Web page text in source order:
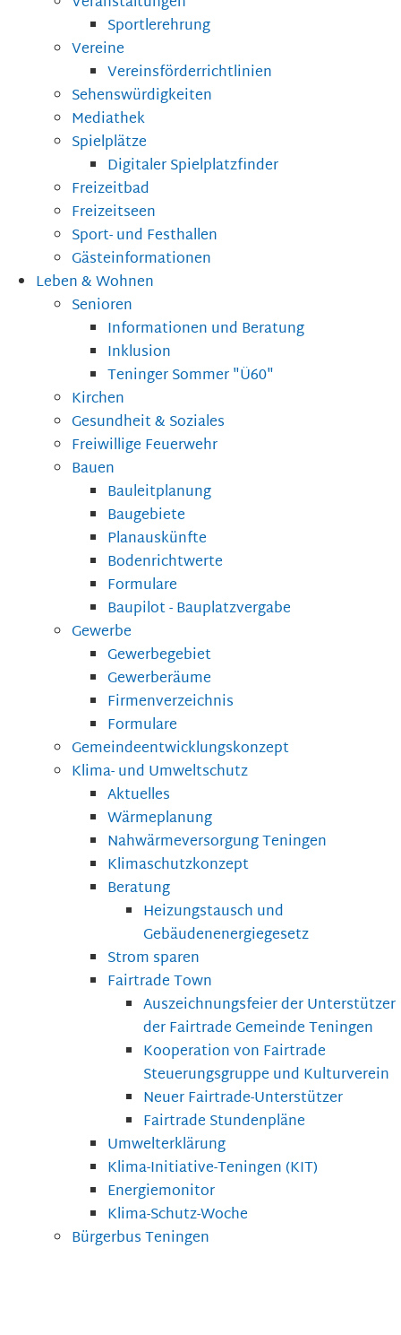
Sportlerehrung
Vereine
Vereinsförderrichtlinien
Sehenswürdigkeiten
Mediathek
Spielplätze
Digitaler Spielplatzfinder
Freizeitbad
Freizeitseen
Sport- und Festhallen
Gästeinformationen
Leben & Wohnen
Senioren
Informationen und Beratung
Inklusion
Teninger Sommer "Ü60"
Kirchen
Gesundheit & Soziales
Freiwillige Feuerwehr
Bauen
Bauleitplanung
Baugebiete
Planauskünfte
Bodenrichtwerte
Formulare
Baupilot - Bauplatzvergabe
Gewerbe
Gewerbegebiet
Gewerberäume
Firmenverzeichnis
Formulare
Gemeindeentwicklungskonzept
Klima- und Umweltschutz
Aktuelles
Wärmeplanung
Nahwärmeversorgung Teningen
Klimaschutzkonzept
Beratung
Heizungstausch und
Gebäudenenergiegesetz
Strom sparen
Fairtrade Town
Auszeichnungsfeier der Unterstützer
der Fairtrade Gemeinde Teningen
Kooperation von Fairtrade
Steuerungsgruppe und Kulturverein
Neuer Fairtrade-Unterstützer
Fairtrade Stundenpläne
Umwelterklärung
Klima-Initiative-Teningen (KIT)
Energiemonitor
Klima-Schutz-Woche
Bürgerbus Teningen